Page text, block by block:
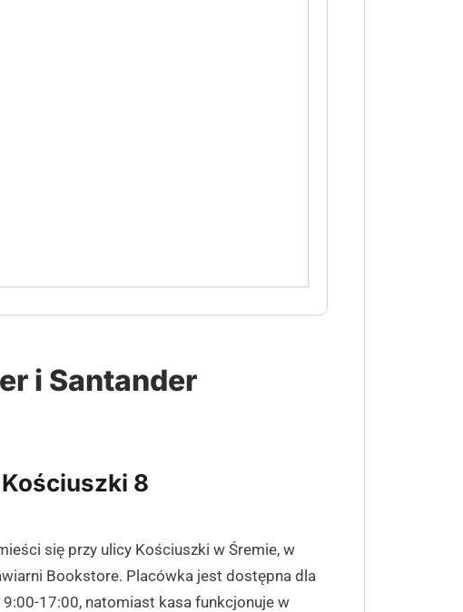
i Santander
8
się przy ulicy Kościuszki w Śremie, w
Bookstore. Placówka jest dostępna dla
17:00, natomiast kasa funkcjonuje w